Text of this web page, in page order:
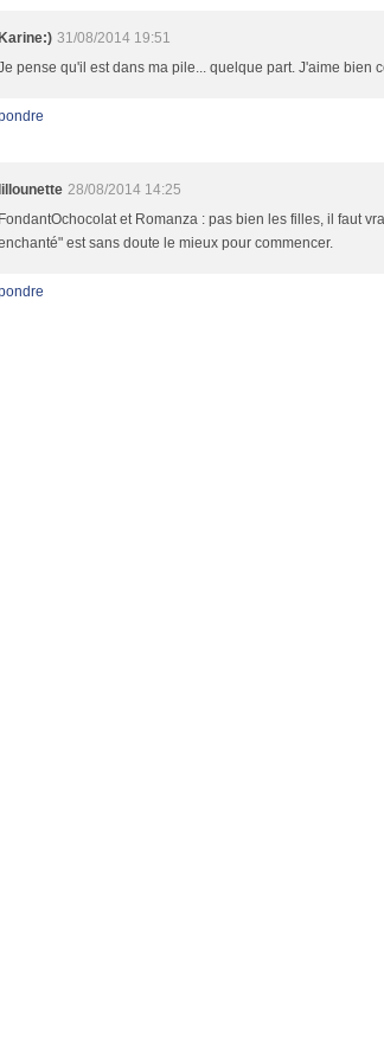
Karine:) 31/08/2014 19:51
pense qu'il est dans ma pile... quelque part. J'aime bien
lillounette 28/08/2014 14:25
FondantOchocolat et Romanza : pas bien les filles, il faut
est sans doute le mieux pour commencer.